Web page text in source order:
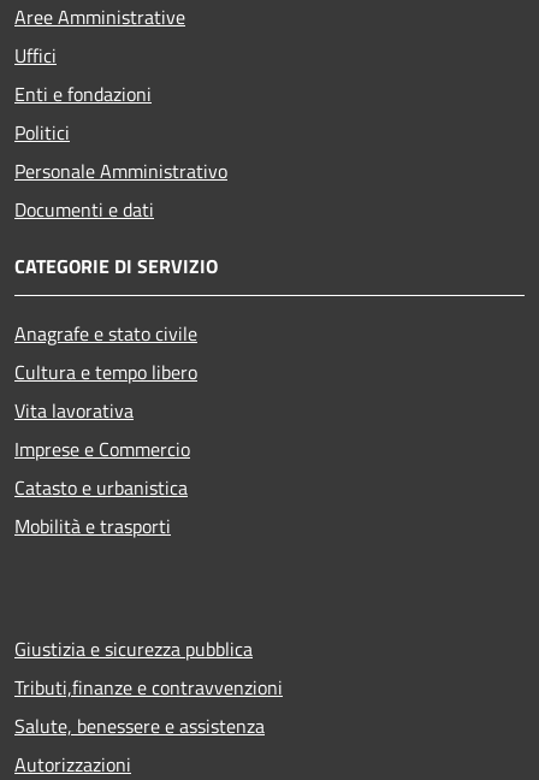
Aree Amministrative
Uffici
Enti e fondazioni
Politici
Personale Amministrativo
Documenti e dati
CATEGORIE DI SERVIZIO
Anagrafe e stato civile
Cultura e tempo libero
Vita lavorativa
Imprese e Commercio
Catasto e urbanistica
Mobilità e trasporti
Giustizia e sicurezza pubblica
Tributi,finanze e contravvenzioni
Salute, benessere e assistenza
Autorizzazioni